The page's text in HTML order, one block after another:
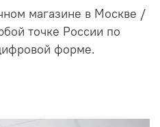
магазине в Москве /
точке России по
форме.